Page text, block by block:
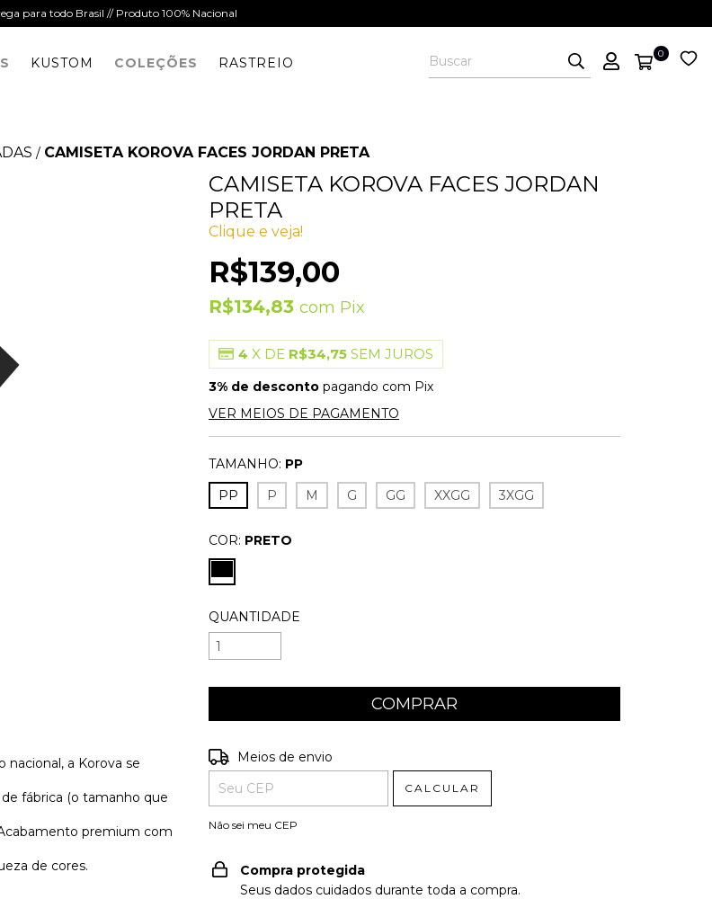
para todo Brasil // Produto 100% Nacional
KUSTOM COLEÇÕES RASTREIO
0
/ CAMISETA KOROVA FACES JORDAN PRETA
a Korova se
fábrica (o tamanho que
premium com
de cores.
CAMISETA KOROVA FACES JORDAN
PRETA
Clique e veja!
R$139,00
R$134,83com Pix
4 X DE R$34,75 SEM JUROS
3% de desconto pagando com Pix
VER MEIOS DE PAGAMENTO
TAMANHO: PP
PP
P M G GG XXGG 3XGG
COR: PRETO
QUANTIDADE
Entregas para o CEP:
Meios de envio
CALCULAR
Não sei meu CEP
Compra protegida
Seus dados cuidados durante toda a compra.